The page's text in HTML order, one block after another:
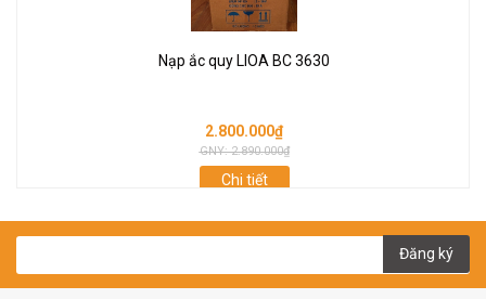
Nạp ắc quy LIOA BC 3630
2.800.000₫
GNY: 2.890.000₫
Chi tiết
Đăng ký